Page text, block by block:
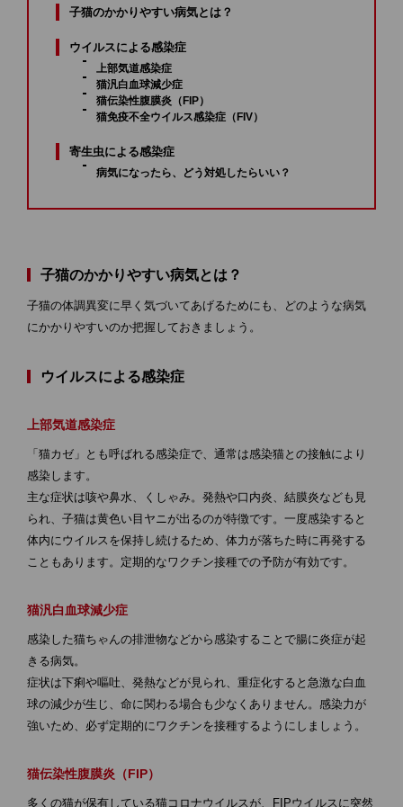
子猫のかかりやすい病気とは？
ウイルスによる感染症
上部気道感染症
猫汎白血球減少症
猫伝染性腹膜炎（FIP）
猫免疫不全ウイルス感染症（FIV）
寄生虫による感染症
病気になったら、どう対処したらいい？
子猫のかかりやすい病気とは？
子猫の体調異変に早く気づいてあげるためにも、どのような病気
にかかりやすいのか把握しておきましょう。
ウイルスによる感染症
上部気道感染症
「猫カゼ」とも呼ばれる感染症で、通常は感染猫との接触により
感染します。
主な症状は咳や鼻水、くしゃみ。発熱や口内炎、結膜炎なども見
られ、子猫は黄色い目ヤニが出るのが特徴です。一度感染すると
体内にウイルスを保持し続けるため、体力が落ちた時に再発する
こともあります。定期的なワクチン接種での予防が有効です。
猫汎白血球減少症
感染した猫ちゃんの排泄物などから感染することで腸に炎症が起
きる病気。
症状は下痢や嘔吐、発熱などが見られ、重症化すると急激な白血
球の減少が生じ、命に関わる場合も少なくありません。感染力が
強いため、必ず定期的にワクチンを接種するようにしましょう。
猫伝染性腹膜炎（FIP）
多くの猫が保有している猫コロナウイルスが、FIPウイルスに突然